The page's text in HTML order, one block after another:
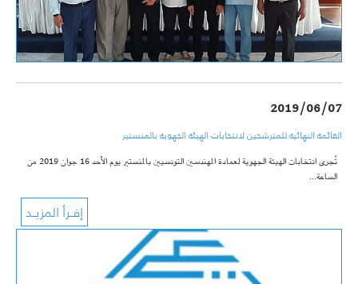
2019/06/07
القائمة النهائية للمترشحين لانتخابات الهيئة الجهوية بالمنستير
تُجرى انتخابات الهيئة الجهوية لعمادة المهندسين التونسيين بالمنستير يوم الأحد 16 جوان 2019 من
الساعة…